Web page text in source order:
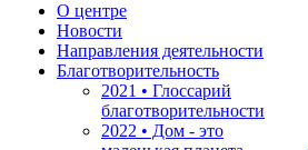
О центре
Новости
Направления деятельности
Благотворительность
2021 • Глоссарий
благотворительности
2022 • Дом - это